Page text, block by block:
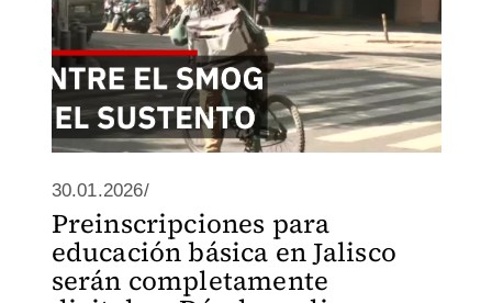
30.01.2026/
Preinscripciones para
educación básica en Jalisco
serán completamente